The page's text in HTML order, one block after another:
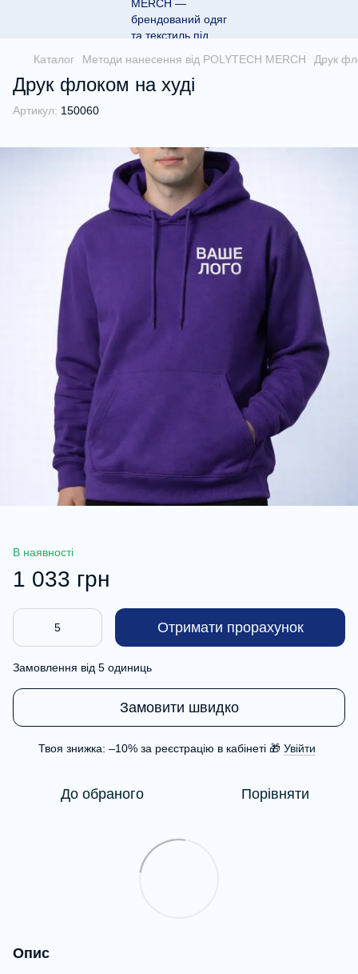
Каталог Методи нанесення від POLYTECH MERCH Друк
Друк флоком на худі
Артикул: 150060
В наявності
1 033 грн
Отримати прорахунок
Замовлення від 5 одиниць
Замовити швидко
Твоя знижка: –10% за реєстрацію в кабінеті 🎁 Увійти
До обраного Порівняти
Опис